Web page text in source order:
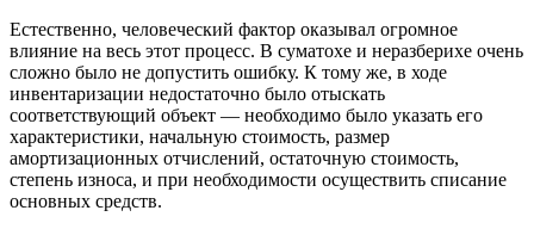
Естественно, человеческий фактор оказывал огромное
влияние на весь этот процесс. В суматохе и неразберихе очень
сложно было не допустить ошибку. К тому же, в ходе
инвентаризации недостаточно было отыскать
соответствующий объект — необходимо было указать его
характеристики, начальную стоимость, размер
амортизационных отчислений, остаточную стоимость,
степень износа, и при необходимости осуществить списание
основных средств.